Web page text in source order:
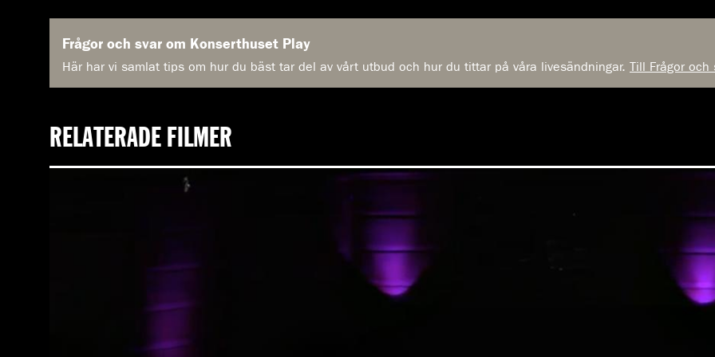
Frågor och svar om Konserthuset Play
Här har vi samlat tips om hur du bäst tar del av vårt utbud och hur du tittar på våra livesändningar. Till Frågor och
RELATERADE FILMER